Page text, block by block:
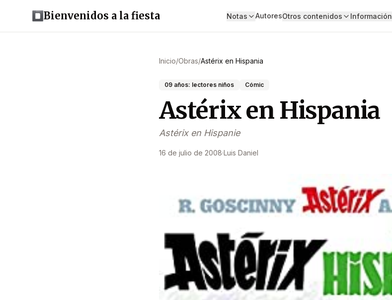
Bienvenidos a la fiesta Notas AutoresOtros contenidos Información
Inicio/Obras/Astérix en Hispania
09 años: lectores niños Cómic
Astérix en Hispania
Astérix en Hispanie
16 de julio de 2008·Luis Daniel